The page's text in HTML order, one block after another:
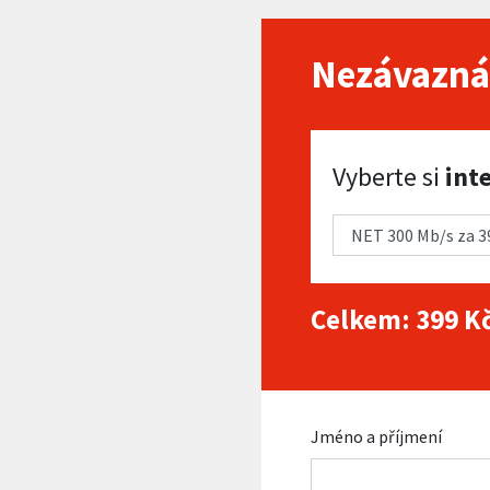
Vyberte si internet
Vyberte si
Celkem: 399
Jméno a příjmení